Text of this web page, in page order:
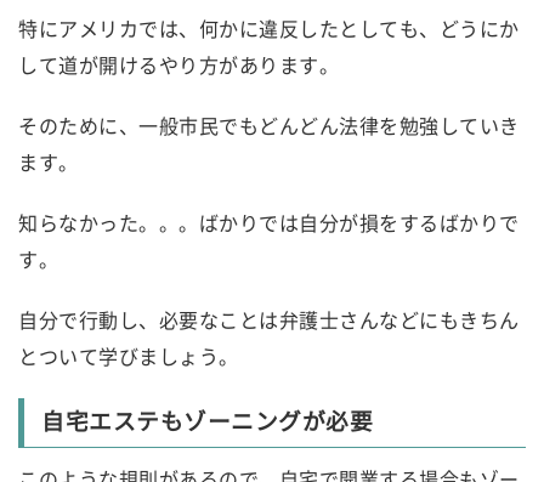
特にアメリカでは、何かに違反したとしても、どうにか
して道が開けるやり方があります。
そのために、一般市民でもどんどん法律を勉強していき
ます。
知らなかった。。。ばかりでは自分が損をするばかりで
す。
自分で行動し、必要なことは弁護士さんなどにもきちん
とついて学びましょう。
自宅エステもゾーニングが必要